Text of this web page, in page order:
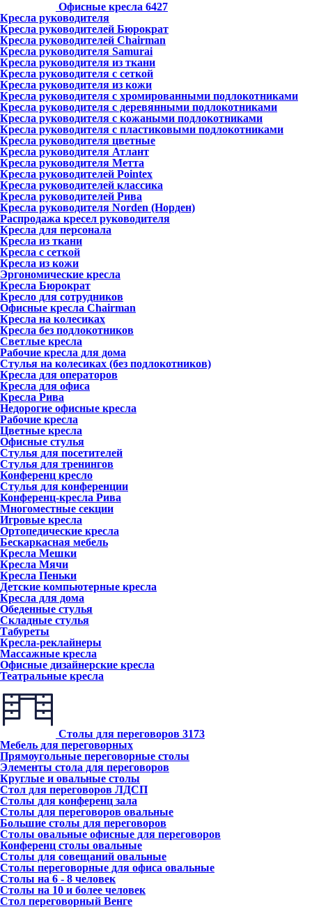
Офисные кресла 6427
Кресла руководителя
Кресла руководителей Бюрократ
Кресла руководителей Chairman
Кресла руководителя Samurai
Кресла руководителя из ткани
Кресла руководителя с сеткой
Кресла руководителя из кожи
Кресла руководителя с хромированными подлокотниками
Кресла руководителя с деревянными подлокотниками
Кресла руководителя с кожаными подлокотниками
Кресла руководителя с пластиковыми подлокотниками
Кресла руководителя цветные
Кресла руководителя Атлант
Кресла рyководителя Метта
Кресла руководителей Pointex
Кресла руководителей классика
Кресла руководителей Рива
Кресла руководителя Norden (Норден)
Распродажа кресел руководителя
Кресла для персонала
Кресла из ткани
Кресла с сеткой
Кресла из кожи
Эргономические кресла
Кресла Бюрократ
Кресло для сотрудников
Офисные кресла Chairman
Кресла на колесиках
Кресла без подлокотников
Светлые кресла
Рабочие кресла для дома
Стулья на колесиках (без подлокотников)
Кресла для операторов
Кресла для офиса
Кресла Рива
Недорогие офисные кресла
Рабочие кресла
Цветные кресла
Офисные стулья
Стулья для посетителей
Стулья для тренингов
Конференц кресло
Стулья для конференции
Конференц-кресла Рива
Многоместные секции
Игровые кресла
Ортопедические кресла
Бескаркасная мебель
Кресла Мешки
Кресла Мячи
Кресла Пеньки
Детские компьютерные кресла
Кресла для дома
Обеденные стулья
Складные стулья
Табуреты
Кресла-реклайнеры
Массажные кресла
Офисные дизайнерские кресла
Театральные кресла
Столы для переговоров 3173
Мебель для переговорных
Прямоугольные переговорные столы
Элементы стола для переговоров
Круглые и овальные столы
Стол для переговоров ЛДСП
Столы для конференц зала
Столы для переговоров овальные
Большие столы для переговоров
Столы овальные офисные для переговоров
Конференц столы овальные
Столы для совещаний овальные
Столы переговорные для офиса овальные
Столы на 6 - 8 человек
Столы на 10 и более человек
Стол переговорный Венге